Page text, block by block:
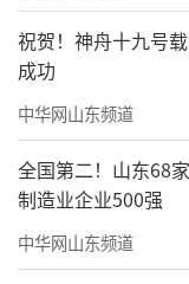
资的脚步，她
立的“北京四众
0万元，陶虹占
化艺术交流、
创作、市场营
祝贺！神舟十九号
成功
中华网山东频道
全国第二！山东68
制造业企业500强
中华网山东频道